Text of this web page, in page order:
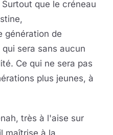
que le créneau
génération de
sera sans aucun
Ce qui ne sera pas
plus jeunes, à
très à l'aise sur
maîtrise à la